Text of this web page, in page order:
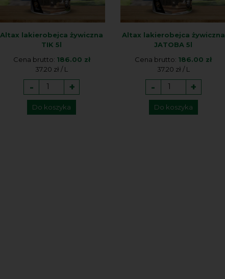
Altax lakierobejca żywiczna
TIK 5l
Cena brutto: 186.00 zł
37.20 zł / L
- +
Do koszyka
Altax lakierobejca żywiczna
JATOBA 5l
Cena brutto: 186.00 zł
37.20 zł / L
- +
Do koszyka